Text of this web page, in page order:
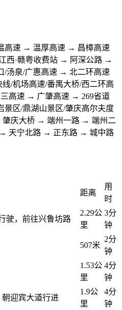
高速 → 温厚高速 → 昌樟高速
西·赣粤收费站 → 阿深公路 →
/汤泉/广惠高速 → 北二环高速
/机场高速/番禺大桥/西二环高
高速 → 广肇高速 → 269省道
区/鼎湖山景区/肇庆高尔夫度
庆大桥 → 端州一路 → 端州二
天宁北路 → 正东路 → 城中路
距离
用
时
驶，前往兴鲁坊路
2.29公
里
3分
钟
507米
2分
钟
1.53公
里
4分
钟
迎宾大道行进
1.9公
里
4分
钟